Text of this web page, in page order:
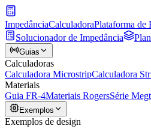
ImpedânciaCalculadoraPlataforma de
Solucionador de Impedância
Guias
Calculadoras
Calculadora MicrostripCalculadora
Materiais
Guia FR-4Materiais RogersSérie
Exemplos
Exemplos de design